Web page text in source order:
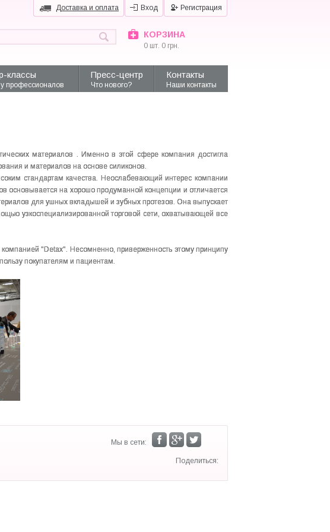
Доставка и оплата Вход Регистрация
КОРЗИНА
0 шт. 0 грн.
классы
профессионалов
Пресс-центр
Что нового?
Контакты
Наши контакты
материалов . Именно в этой сфере компания достигла
и материалов на основе силиконов.
стандартам качества. Неослабевающий интерес компании
основывается на хорошо продуманной концепции и отличается
для ушных вкладышей и зубных протезов. Она выпускает
узкоспециализированной торговой сети, охватывающей все
"Detax". Несомненно, приверженность этому принципу
покупателям и пациентам.
Мы в сети:
Поделиться: